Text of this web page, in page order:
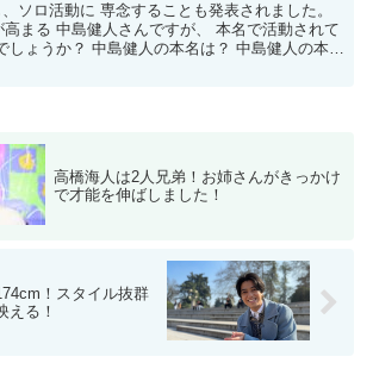
ソロ活動に 専念することも発表されました。
まる 中島健人さんですが、 本名で活動されて
しょうか？ 中島健人の本名は？ 中島健人の本名
高橋海人は2人兄弟！お姉さんがきっかけ
で才能を伸ばしました！
！スタイル抜群
える！